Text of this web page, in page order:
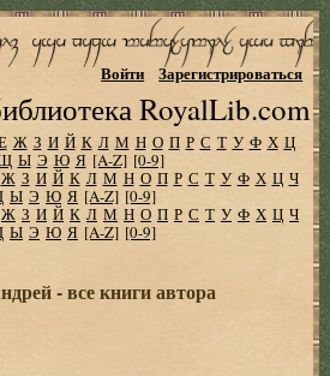
RoyalLib.com
Войти Зарегистрироваться
Ж З И Й К Л М Н О П Р С Т У Ф Х Ц
Ы Э Ю Я [A-Z] [0-9]
Ж З И Й К Л М Н О П Р С Т У Ф Х Ц Ч
Ы Э Ю Я [A-Z] [0-9]
Ж З И Й К Л М Н О П Р С Т У Ф Х Ц Ч
Ы Э Ю Я [A-Z] [0-9]
- все книги автора